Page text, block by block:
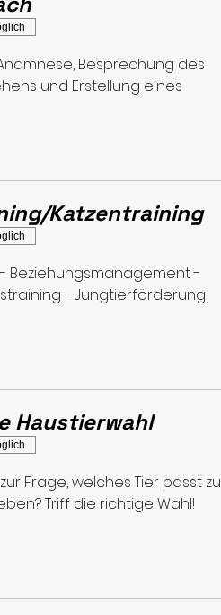
Besprechung des
und Erstellung eines
Katzentraining
Beziehungsmanagement -
- Jungtierförderung
Haustierwahl
Frage, welches Tier passt zu
Triff die richtige Wahl!